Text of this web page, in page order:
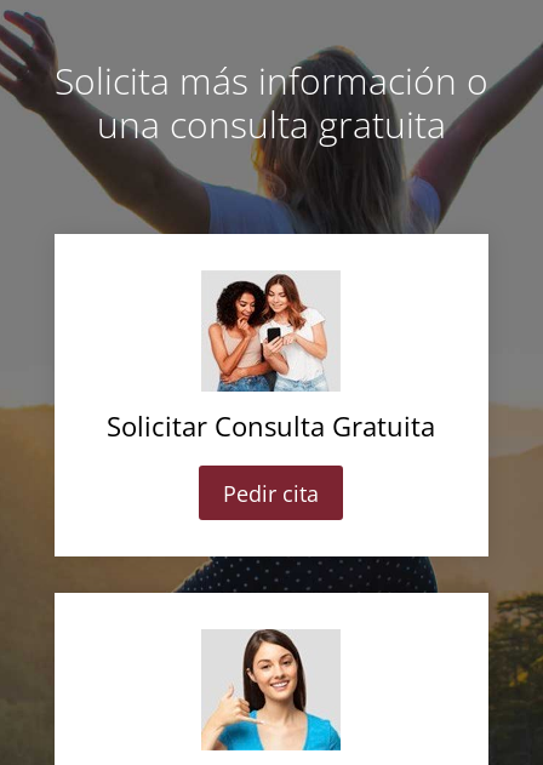
Solicita más información o
una consulta gratuita
Solicitar Consulta Gratuita
Pedir cita